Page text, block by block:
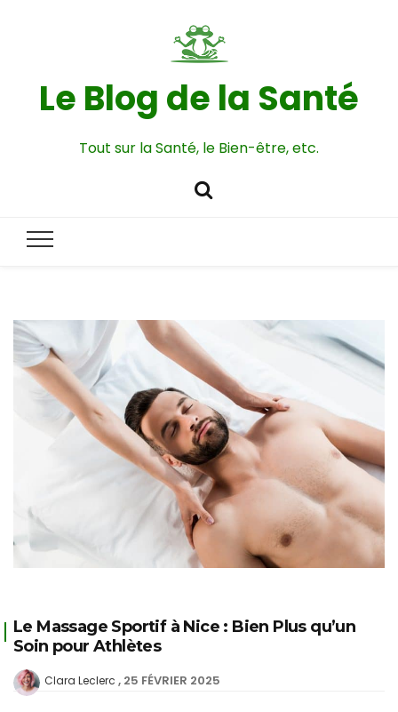
Le Blog de la Santé
Tout sur la Santé, le Bien-être, etc.
Le Massage Sportif à Nice : Bien Plus qu’un
Soin pour Athlètes
Clara Leclerc 25 FÉVRIER 2025